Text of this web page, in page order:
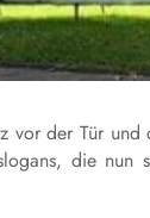
vor der Tür
die